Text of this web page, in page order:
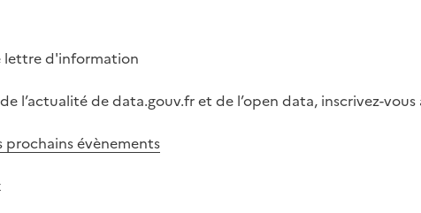
lettre d'information
l’actualité de data.gouv.fr et de l’open data, inscrivez-
prochains évènements